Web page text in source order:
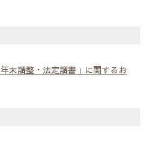
末調整・法定調書」に関するお